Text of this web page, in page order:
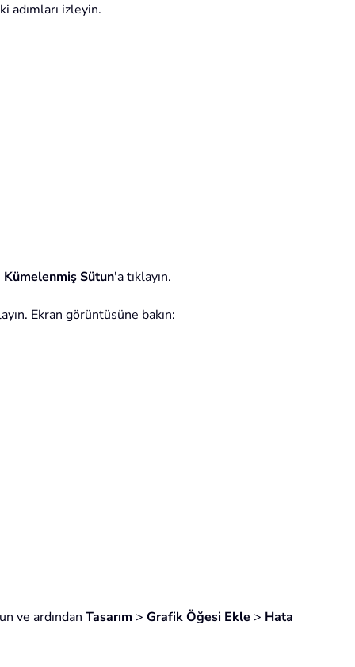
adımları izleyin.
Kümelenmiş Sütun'a tıklayın.
Ekran görüntüsüne bakın:
ve ardından Tasarım > Grafik Öğesi Ekle > Hata